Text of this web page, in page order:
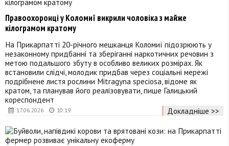
17.06.2026 10:19
Правоохоронці у Коломиї викрили чоловіка з майже
кілограмом кратому
На Прикарпатті 20-річного мешканця Коломиї підозрюють у
незаконному придбанні та зберіганні наркотичних речовин з
метою подальшого збуту в особливо великих розмірах. Як
встановили слідчі, молодик придбав через соціальні мережі
подрібнене листя рослини Mitragyna speciosa, відоме як
кратом, та планував його реалізовувати, пише Галицький
кореспондент
Докладніше >>